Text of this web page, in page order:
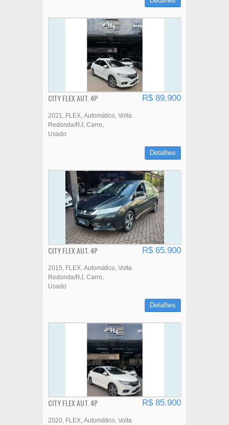
CITY FLEX AUT. 4P R$ 89.900
2021 FLEX Automático Volta
Redonda/RJ Carro
Usado
Detalhes
CITY FLEX AUT. 4P R$ 65.900
2015 FLEX Automático Volta
Redonda/RJ Carro
Usado
Detalhes
CITY FLEX AUT. 4P R$ 85.900
2020 FLEX Automático Volta